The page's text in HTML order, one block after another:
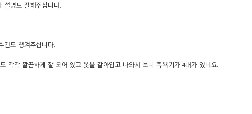
설명도 잘해주십니다.
건도 챙겨주십니다.
각각 깔끔하게 잘 되어 있고 옷을 갈아입고 나와서 보니 족욕기가 4대가 있네요.